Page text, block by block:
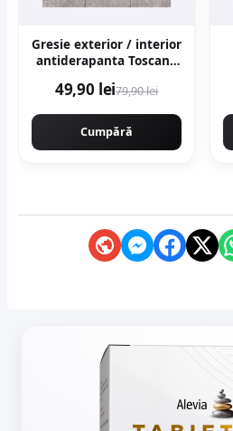
Gresie exterior / interior
antiderapanta Toscana
portelanata rectificata
49,90 lei79,90 lei
Cumpără